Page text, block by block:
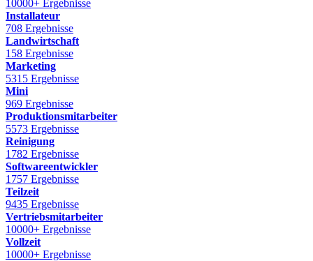
10000+ Ergebnisse
Installateur
708 Ergebnisse
Landwirtschaft
158 Ergebnisse
Marketing
5315 Ergebnisse
Mini
969 Ergebnisse
Produktionsmitarbeiter
5573 Ergebnisse
Reinigung
1782 Ergebnisse
Softwareentwickler
1757 Ergebnisse
Teilzeit
9435 Ergebnisse
Vertriebsmitarbeiter
10000+ Ergebnisse
Vollzeit
10000+ Ergebnisse